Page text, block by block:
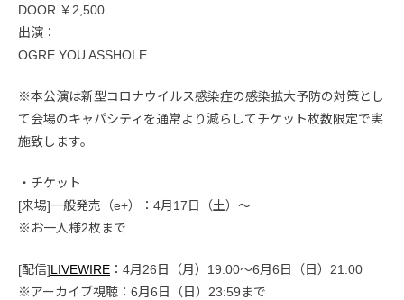
DOOR ￥2,500
出演：
OGRE YOU ASSHOLE
※本公演は新型コロナウイルス感染症の感染拡大予防の対策とし
て会場のキャパシティを通常より減らしてチケット枚数限定で実
施致します。
・チケット
[来場]一般発売（e+）：4月17日（土）〜
※お一人様2枚まで
[配信]LIVEWIRE ：4月26日（月）19:00〜6月6日（日）21:00
※アーカイブ視聴：6月6日（日）23:59まで